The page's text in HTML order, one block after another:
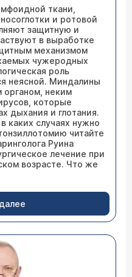
ткани,
и ротовой
защитную и
в выработке
механизмом
чужеродных
роль
неясной. Миндалины
неким
которые
дыхания и глотания.
каких случаях нужно
читайте
Руина
лечение при
возрасте. Что же